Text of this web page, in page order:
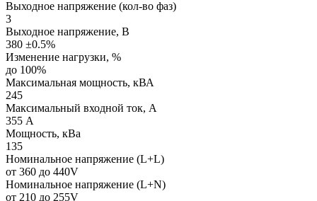
Выходное напряжение (кол-во фаз)
3
Выходное напряжение, В
380 ±0.5%
Изменение нагрузки, %
до 100%
Максимальная мощность, кВА
245
Максимальный входной ток, А
355 А
Мощность, кВа
135
Номинальное напряжение (L+L)
от 360 до 440V
Номинальное напряжение (L+N)
от 210 до 255V